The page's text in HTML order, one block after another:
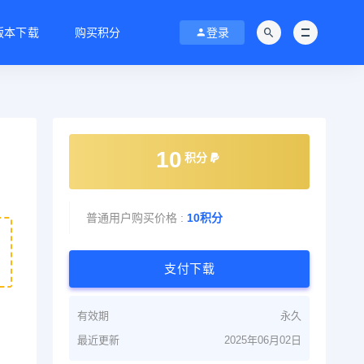
本下载 购买积分 登录
10 积分
普通用户购买价格 : 10积分
支付下载
有效期
永久
最近更新
2025年06月02日